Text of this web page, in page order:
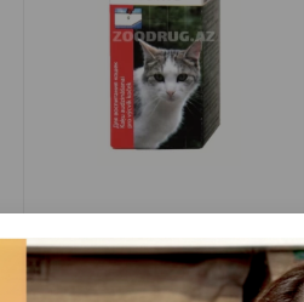
Масса Цена
Купить
1 шт
14.90